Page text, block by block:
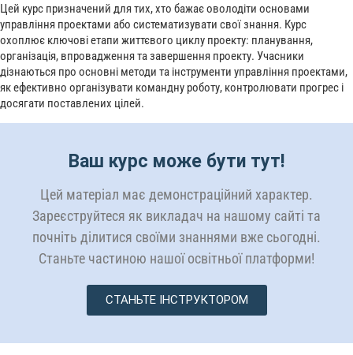
Цей курс призначений для тих, хто бажає оволодіти основами
управління проектами або систематизувати свої знання. Курс
охоплює ключові етапи життєвого циклу проекту: планування,
організація, впровадження та завершення проекту. Учасники
дізнаються про основні методи та інструменти управління проектами,
як ефективно організувати командну роботу, контролювати прогрес і
досягати поставлених цілей.
Ваш курс може бути тут!
Цей матеріал має демонстраційний характер.
Зареєструйтеся як викладач на нашому сайті та
почніть ділитися своїми знаннями вже сьогодні.
Станьте частиною нашої освітньої платформи!
СТАНЬТЕ ІНСТРУКТОРОМ